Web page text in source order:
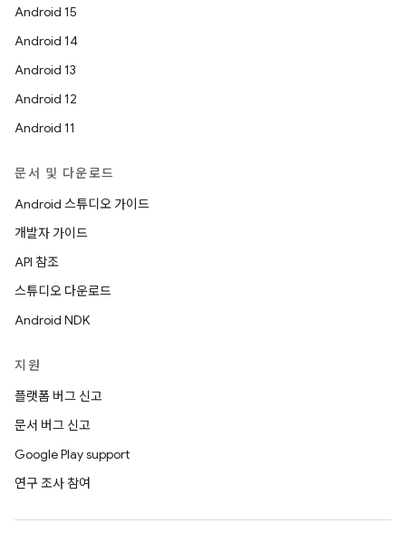
Android 15
Android 14
Android 13
Android 12
Android 11
문서 및 다운로드
Android 스튜디오 가이드
개발자 가이드
API 참조
스튜디오 다운로드
Android NDK
지원
플랫폼 버그 신고
문서 버그 신고
Google Play support
연구 조사 참여